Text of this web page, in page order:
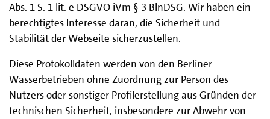
Abs. 1 S. 1 lit. e DSGVO iVm § 3 BlnDSG. Wir haben ein
berechtigtes Interesse daran, die Sicherheit und
Stabilität der Webseite sicherzustellen.
Diese Protokolldaten werden von den Berliner
Wasserbetrieben ohne Zuordnung zur Person des
Nutzers oder sonstiger Profilerstellung aus Gründen der
technischen Sicherheit, insbesondere zur Abwehr von